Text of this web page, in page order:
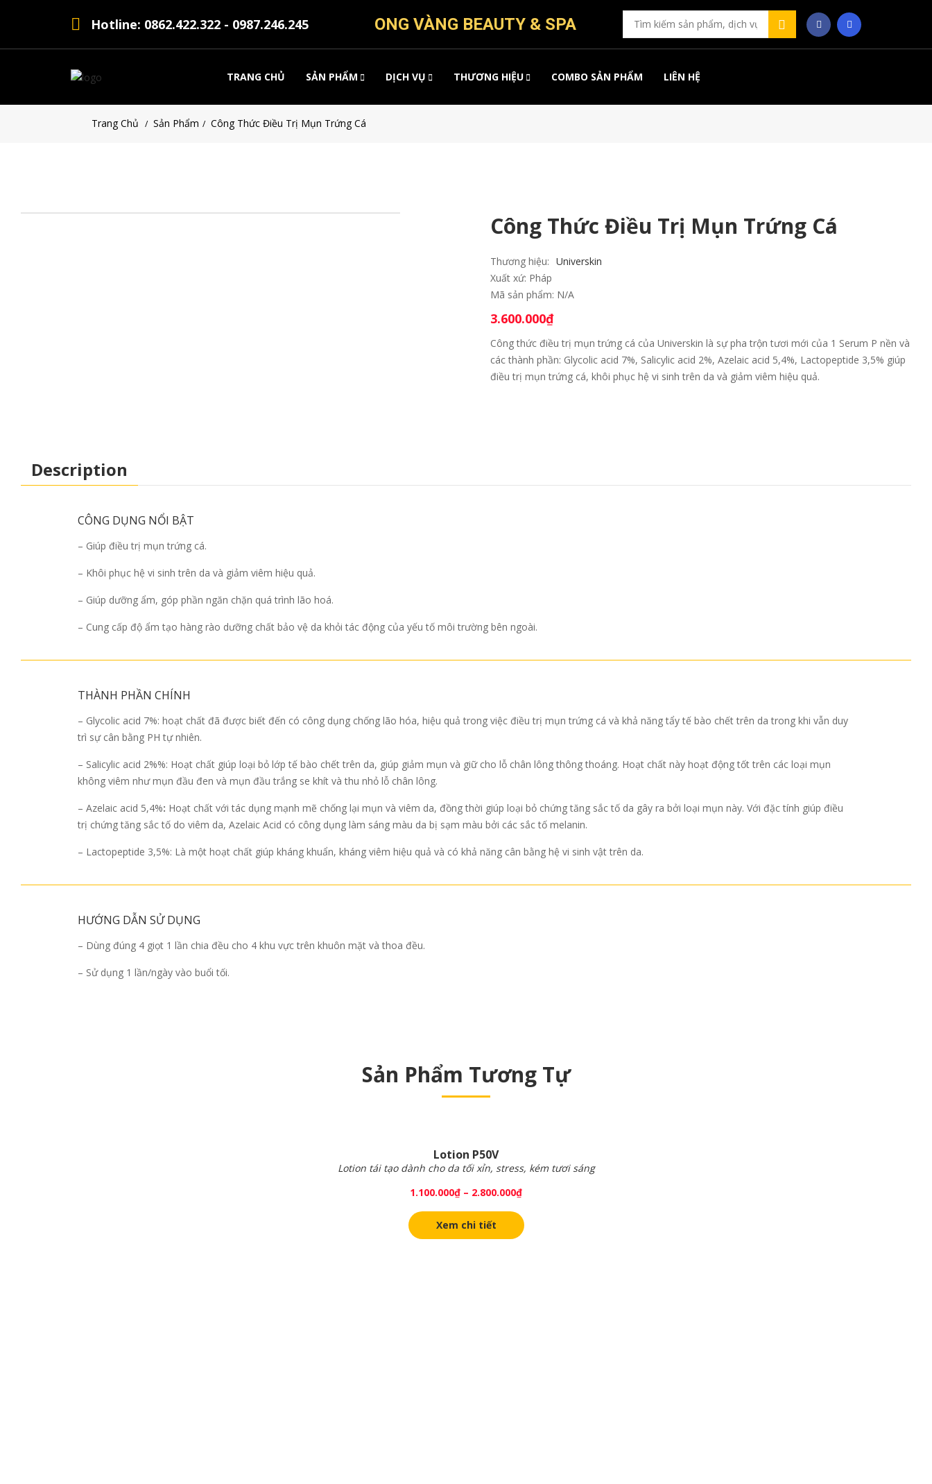
Hotline: 0862.422.322 - 0987.246.245 ONG VÀNG BEAUTY & SPA
TRANG CHỦ SẢN PHẨM DỊCH VỤ THƯƠNG HIỆU COMBO SẢN PHẨM LIÊN HỆ
Trang Chủ / Sản Phẩm / Công Thức Điều Trị Mụn Trứng Cá
Công Thức Điều Trị Mụn Trứng Cá
Thương hiệu: Universkin
Xuất xứ: Pháp
Mã sản phẩm: N/A
3.600.000₫
Công thức điều trị mụn trứng cá của Universkin là sự pha trộn tươi mới của 1 Serum P nền và
các thành phần: Glycolic acid 7%, Salicylic acid 2%, Azelaic acid 5,4%, Lactopeptide 3,5% giúp
điều trị mụn trứng cá, khôi phục hệ vi sinh trên da và giảm viêm hiệu quả.
Description
CÔNG DỤNG NỔI BẬT
– Giúp điều trị mụn trứng cá.
– Khôi phục hệ vi sinh trên da và giảm viêm hiệu quả.
– Giúp dưỡng ẩm, góp phần ngăn chặn quá trình lão hoá.
– Cung cấp độ ẩm tạo hàng rào dưỡng chất bảo vệ da khỏi tác động của yếu tố môi trường bên ngoài.
THÀNH PHẦN CHÍNH
– Glycolic acid 7%: hoạt chất đã được biết đến có công dụng chống lão hóa, hiệu quả trong việc điều trị mụn trứng cá và khả năng tẩy tế bào chết trên da trong khi vẫn duy
trì sự cân bằng PH tự nhiên.
– Salicylic acid 2%%: Hoạt chất giúp loại bỏ lớp tế bào chết trên da, giúp giảm mụn và giữ cho lỗ chân lông thông thoáng. Hoạt chất này hoạt động tốt trên các loại mụn
không viêm như mụn đầu đen và mụn đầu trắng se khít và thu nhỏ lỗ chân lông.
– Azelaic acid 5,4%: Hoạt chất với tác dụng mạnh mẽ chống lại mụn và viêm da, đồng thời giúp loại bỏ chứng tăng sắc tố da gây ra bởi loại mụn này. Với đặc tính giúp điều
trị chứng tăng sắc tố do viêm da, Azelaic Acid có công dụng làm sáng màu da bị sạm màu bởi các sắc tố melanin.
– Lactopeptide 3,5%: Là một hoạt chất giúp kháng khuẩn, kháng viêm hiệu quả và có khả năng cân bằng hệ vi sinh vật trên da.
HƯỚNG DẪN SỬ DỤNG
– Dùng đúng 4 giọt 1 lần chia đều cho 4 khu vực trên khuôn mặt và thoa đều.
– Sử dụng 1 lần/ngày vào buổi tối.
Sản Phẩm Tương Tự
Lotion P50V
Lotion tái tạo dành cho da tối xỉn, stress, kém tươi sáng
1.100.000₫ – 2.800.000₫
Xem chi tiết